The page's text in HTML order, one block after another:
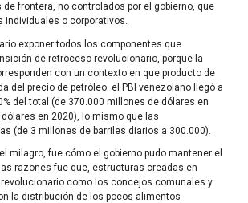
frontera, no controlados por el gobierno, que
individuales o corporativos.
exponer todos los componentes que
de retroceso revolucionario, porque la
con un contexto en que producto de
del precio de petróleo. el PBI venezolano llegó a
del total (de 370.000 millones de dólares en
en 2020), lo mismo que las
(de 3 millones de barriles diarios a 300.000).
milagro, fue cómo el gobierno pudo mantener el
razones fue que, estructuras creadas en
como los concejos comunales y
la distribución de los pocos alimentos